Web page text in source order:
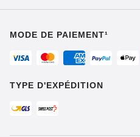
MODE DE PAIEMENT¹
TYPE D'EXPÉDITION